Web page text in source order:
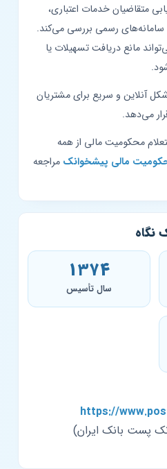
متقاضیان خدمات اعتباری،
رسمی بررسی می‌کند.
مانع دریافت تسهیلات یا
و سریع برای مشتریان
محکومیت مالی از همه
مالی پیشخوانکمراجعه
۱۳۷۴
سال تأسیس
https://
بانک ایران)